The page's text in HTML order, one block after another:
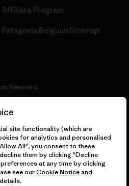
Affiliate Program
Patagonia Belgium Sitemap
Reserved.
site functionality (which are
for analytics and personalised
All", you consent to these
them by clicking "Decline
at any time by clicking
see ourCookie Noticeand